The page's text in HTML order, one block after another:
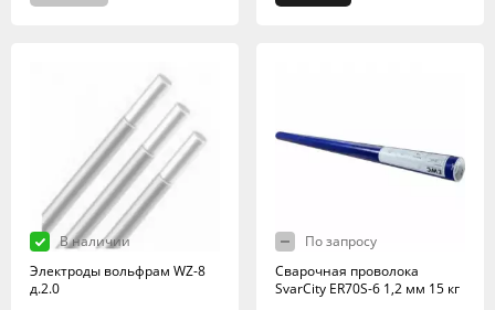
В наличии
Электроды вольфрам WZ-8
д.2.0
По запросу
Сварочная проволока
SvarCity ER70S-6 1,2 мм 15 кг